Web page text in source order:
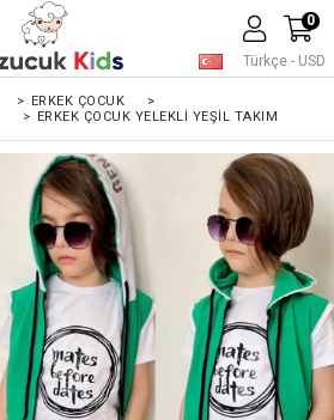
Türkçe - USD
0
> ERKEK ÇOCUK
>
> ERKEK ÇOCUK YELEKLI YEŞIL TAKIM